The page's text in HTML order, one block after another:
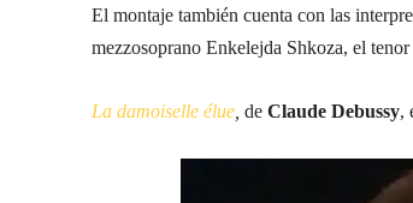
El montaje también cuenta con las
mezzosoprano Enkelejda Shkoza, el
La damoiselle élue de Claude Debussy,